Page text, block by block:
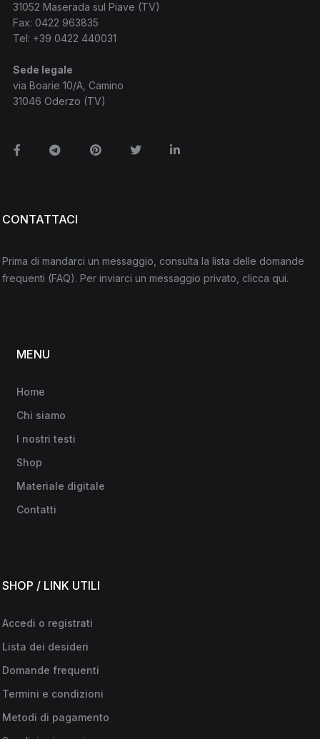
31052 Maserada sul Piave (TV)
Fax: 0422 963835
Tel: +39 0422 440031
Sede legale
via Boarie 10/A, Camino
31046 Oderzo (TV)
FacebookTelegramPinterestTwitterLinkedin
CONTATTACI
Prima di mandarci un messaggio, consulta la lista delle domande
frequenti (FAQ). Per inviarci un messaggio privato, clicca qui.
MENU
Home
Chi siamo
I nostri testi
Shop
Materiale digitale
Contatti
SHOP / LINK UTILI
Accedi o registrati
Lista dei desideri
Domande frequenti
Termini e condizioni
Metodi di pagamento